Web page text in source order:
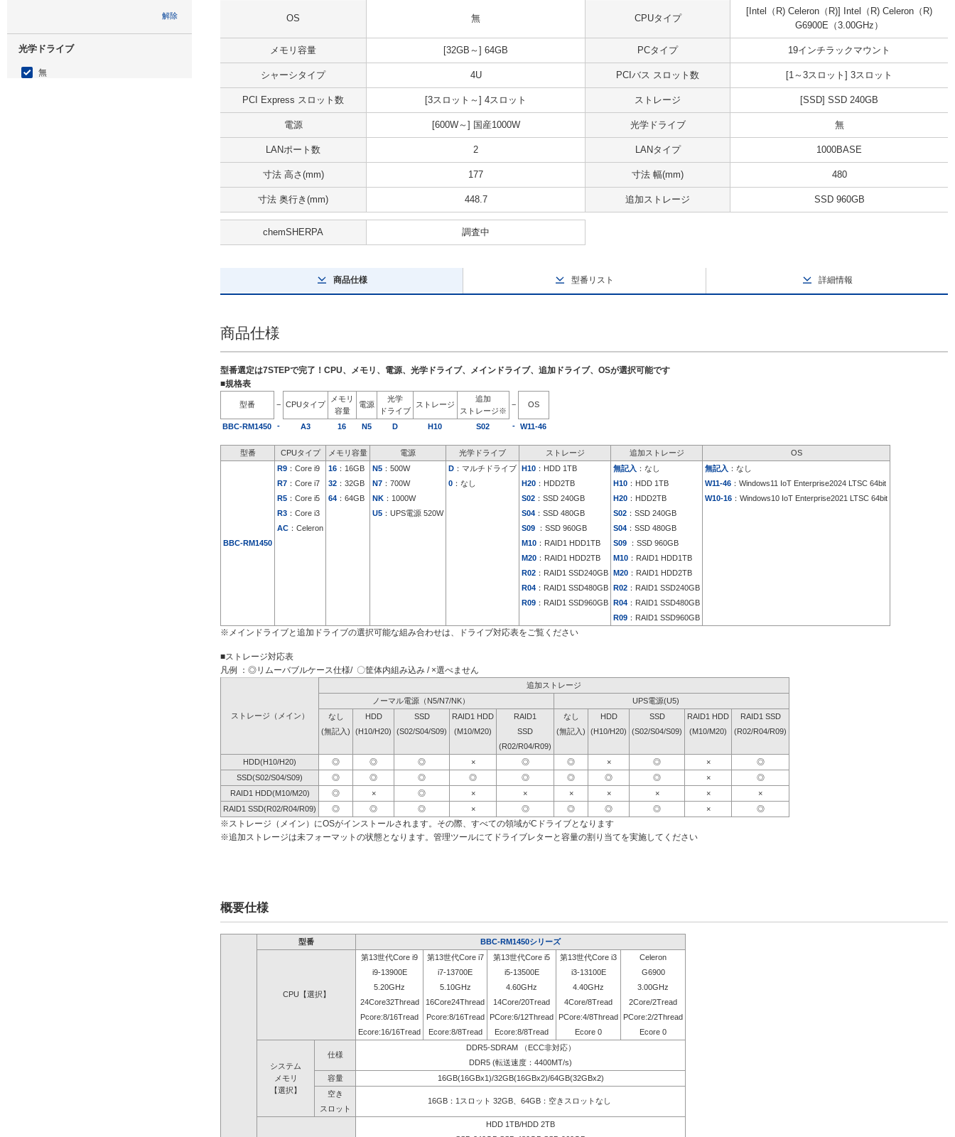
解除
光学ドライブ
無
OS 無 CPUタイプ
[Intel（R) Celeron（R)] Intel（R) Celeron（R)
G6900E（3.00GHz）
メモリ容量 [32GB～] 64GB PCタイプ 19インチラックマウント
シャーシタイプ 4U PCIバス スロット数 [1～3スロット] 3スロット
PCI Express スロット数 [3スロット～] 4スロット ストレージ [SSD] SSD 240GB
電源 [600W～] 国産1000W 光学ドライブ 無
LANポート数 2 LANタイプ 1000BASE
寸法 高さ(mm) 177 寸法 幅(mm) 480
寸法 奥行き(mm) 448.7 追加ストレージ SSD 960GB
chemSHERPA 調査中
商品仕様 型番リスト 詳細情報
商品仕様
型番選定は7STEPで完了！CPU、メモリ、電源、光学ドライブ、メインドライブ、追加ドライブ、OSが選択可能です
■規格表
型番 − CPUタイプ
メモリ
容量
電源
光学
ドライブ
ストレージ
追加
ストレージ※
− OS
BBC-RM1450 - A3 16 N5 D H10 S02 - W11-46
型番 CPUタイプ メモリ容量 電源 光学ドライブ ストレージ 追加ストレージ OS
BBC-RM1450
R9 ：Core i9 16 ：16GB N5 ：500W D ：マルチドライブ H10 ：HDD 1TB 無記入 ：なし 無記入 ：なし
R7 ：Core i7 32 ：32GB N7 ：700W 0 ：なし H20 ：HDD2TB H10 ：HDD 1TB W11-46 ：Windows11 IoT Enterprise2024 LTSC 64bit
R5 ：Core i5 64 ：64GB NK ：1000W S02 ：SSD 240GB H20 ：HDD2TB W10-16 ：Windows10 IoT Enterprise2021 LTSC 64bit
R3 ：Core i3 U5 ：UPS電源 520W S04 ：SSD 480GB S02 ：SSD 240GB
AC ：Celeron S09 ：SSD 960GB S04 ：SSD 480GB
M10 ：RAID1 HDD1TB S09 ：SSD 960GB
M20 ：RAID1 HDD2TB M10 ：RAID1 HDD1TB
R02 ：RAID1 SSD240GB M20 ：RAID1 HDD2TB
R04 ：RAID1 SSD480GB R02 ：RAID1 SSD240GB
R09 ：RAID1 SSD960GB R04 ：RAID1 SSD480GB
R09 ：RAID1 SSD960GB
※メインドライブと追加ドライブの選択可能な組み合わせは、ドライブ対応表をご覧ください
■ストレージ対応表
凡例 ：◎リムーバブルケース仕様/ 〇筐体内組み込み / ×選べません
追加ストレージ
ノーマル電源（N5/N7/NK）
UPS電源(U5)
ストレージ（メイン）
なし HDD SSD RAID1 HDD RAID1 なし HDD SSD RAID1 HDD
RAID1 SSD
(無記入)
(H10/H20) (S02/S04/S09) (M10/M20) SSD (無記入) (H10/H20) (S02/S04/S09) (M10/M20)
(R02/R04/R09)
(R02/R04/R09)
HDD(H10/H20)
◎ ◎ ◎ × ◎ ◎ × ◎ ×
◎
SSD(S02/S04/S09)
◎ ◎ ◎ ◎ ◎ ◎ ◎ ◎ ×
◎
RAID1 HDD(M10/M20)
◎ × ◎ × × × × × ×
×
RAID1 SSD(R02/R04/R09)
◎ ◎ ◎ × ◎ ◎ ◎ ◎ × ◎
※ストレージ（メイン）にOSがインストールされます。その際、すべての領域がCドライブとなります
※追加ストレージは未フォーマットの状態となります。管理ツールにてドライブレターと容量の割り当てを実施してください
概要仕様
型番 BBC-RM1450シリーズ
CPU【選択】
第13世代Core i9 第13世代Core i7 第13世代Core i5 第13世代Core i3
Celeron
i9-13900E
i7-13700E i5-13500E i3-13100E
G6900
5.20GHz
5.10GHz 4.60GHz 4.40GHz
3.00GHz
24Core32Thread
16Core24Thread 14Core/20Tread 4Core/8Tread
2Core/2Tread
Pcore:8/16Tread
Pcore:8/16Tread PCore:6/12Thread PCore:4/8Thread
PCore:2/2Thread
Ecore:16/16Tread
Ecore:8/8Tread Ecore:8/8Tread Ecore 0 Ecore 0
システム
メモリ
【選択】
仕様
DDR5-SDRAM （ECC非対応）
DDR5 (転送速度：4400MT/s)
容量
16GB(16GBx1)/32GB(16GBx2)/64GB(32GBx2)
空き
16GB：1スロット 32GB、64GB：空きスロットなし
スロット
HDD 1TB/HDD 2TB